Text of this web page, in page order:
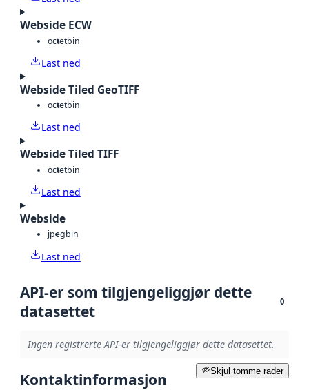
Webside ECW
octetbin
Last ned
Webside Tiled GeoTIFF
octetbin
Last ned
Webside Tiled TIFF
octetbin
Last ned
Webside
jpegbin
Last ned
API-er som tilgjengeliggjør dette
datasettet
0
Ingen registrerte API-er tilgjengeliggjør dette datasettet.
Skjul tomme rader
Kontaktinformasjon